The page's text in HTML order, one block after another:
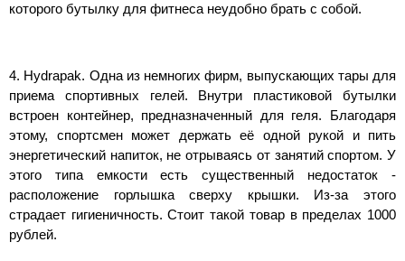
которого бутылку для фитнеса неудобно брать с собой.
4. Hydrapak. Одна из немногих фирм, выпускающих тары для
приема спортивных гелей. Внутри пластиковой бутылки
встроен контейнер, предназначенный для геля. Благодаря
этому, спортсмен может держать её одной рукой и пить
энергетический напиток, не отрываясь от занятий спортом. У
этого типа емкости есть существенный недостаток -
расположение горлышка сверху крышки. Из-за этого
страдает гигиеничность. Стоит такой товар в пределах 1000
рублей.